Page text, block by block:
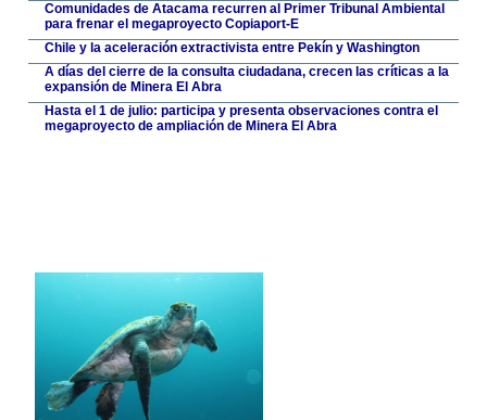
Comunidades de Atacama recurren al Primer Tribunal Ambiental
para frenar el megaproyecto Copiaport-E
Chile y la aceleración extractivista entre Pekín y Washington
A días del cierre de la consulta ciudadana, crecen las críticas a la
expansión de Minera El Abra
Hasta el 1 de julio: participa y presenta observaciones contra el
megaproyecto de ampliación de Minera El Abra